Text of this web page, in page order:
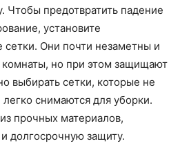
Чтобы предотвратить падение
установите
Они почти незаметны и
но при этом защищают
выбирать сетки, которые не
снимаются для уборки.
прочных материалов,
долгосрочную защиту.